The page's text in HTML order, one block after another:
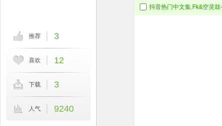
抖音热门中文集.Fk&空灵
推荐 3
喜欢 12
下载 3
人气 9240